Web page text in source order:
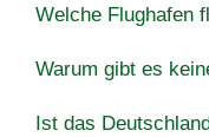
Welche Flughafen
Warum gibt es
Ist das